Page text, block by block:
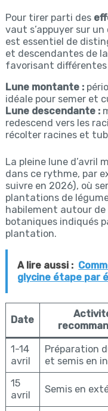
Pour tirer parti des
vaut s’appuyer sur
est essentiel de
et descendantes de
favorisant
Lune montante :
idéale pour semer et
Lune descendante :
redescend vers les
récolter racines et
La pleine lune d’avril
dans ce rythme, par
suivre en 2026), où
plantations de
habilement autour
botaniques indiqués
plantation.
A lire aussi :
glycine étape par
Date
1-14
avril
Préparation
et semis en
15
avril
Semis en